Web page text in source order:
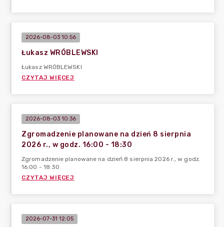
2026-08-03 10:56
Łukasz WRÓBLEWSKI
Łukasz WRÓBLEWSKI
CZYTAJ WIĘCEJ
2026-08-03 10:36
Zgromadzenie planowane na dzień 8 sierpnia
2026 r., w godz. 16:00 - 18:30
Zgromadzenie planowane na dzień 8 sierpnia 2026 r., w godz.
16:00 - 18:30
CZYTAJ WIĘCEJ
2026-07-31 12:05